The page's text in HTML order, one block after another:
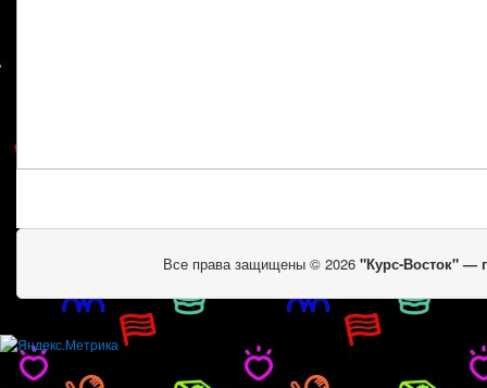
Все права защищены © 2026 "Курс-Восток" —